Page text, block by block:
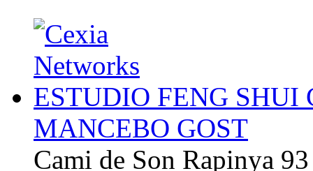
ESTUDIO FENG
MANCEBO GOST
Cami de Son Rapinya 93